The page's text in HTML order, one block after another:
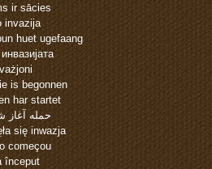
ir sācies
invazija
huet ugefaang
is begonnen
har startet
حمله
się inwazja
começou
început